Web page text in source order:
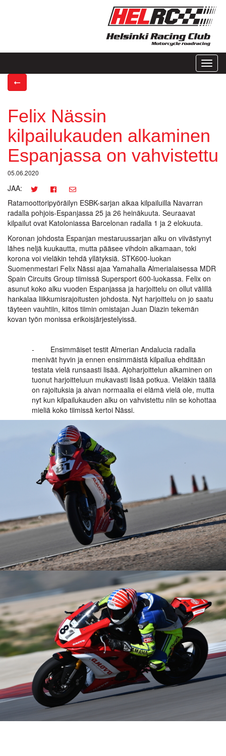
Felix Nässin
kilpailukauden alkaminen
Espanjassa on vahvistettu
05.06.2020
JAA:
Ratamoottoripyöräilyn ESBK-sarjan alkaa kilpailuilla Navarran
radalla pohjois-Espanjassa 25 ja 26 heinäkuuta. Seuraavat
kilpailut ovat Katoloniassa Barcelonan radalla 1 ja 2 elokuuta.
Koronan johdosta Espanjan mestaruussarjan alku on viivästynyt
lähes neljä kuukautta, mutta pääsee vihdoin alkamaan, toki
korona voi vieläkin tehdä yllätyksiä. STK600-luokan
Suomenmestari Felix Nässi ajaa Yamahalla Almerialaisessa MDR
Spain Circuits Group tiimissä Supersport 600-luokassa. Felix on
asunut koko alku vuoden Espanjassa ja harjoittelu on ollut välillä
hankalaa liikkumisrajoitusten johdosta. Nyt harjoittelu on jo saatu
täyteen vauhtiin, kiitos tiimin omistajan Juan Diazin tekemän
kovan työn monissa erikoisjärjestelyissä.
- Ensimmäiset testit Almerian Andalucia radalla
menivät hyvin ja ennen ensimmäistä kilpailua ehditään
testata vielä runsaasti lisää. Ajoharjoittelun alkaminen on
tuonut harjoitteluun mukavasti lisää potkua. Vieläkin täällä
on rajoituksia ja aivan normaalia ei elämä vielä ole, mutta
nyt kun kilpailukauden alku on vahvistettu niin se kohottaa
mieliä koko tiimissä kertoi Nässi.